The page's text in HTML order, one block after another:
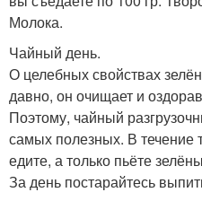
Молока.
Чайный день.
О целебных свойствах
давно, он очищает и
Поэтому, чайный
самых полезных. В течение
едите, а только пьёте
За день постарайтесь